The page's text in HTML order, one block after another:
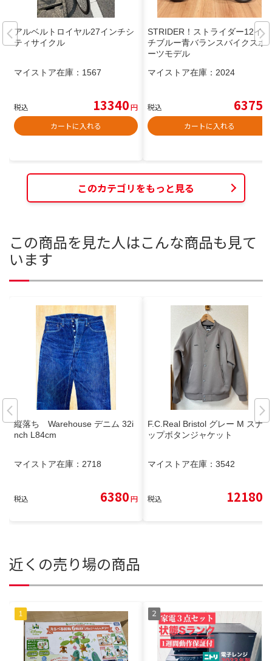
アルベルトロイヤル27インチシ
ティサイクル
マイストア在庫： 1567
税込 13340円
カートに入れる
STRIDER！ストライダー12イン
チブルー青バランスバイクスポ
ーツモデル
マイストア在庫： 2024
税込 6375
カートに入れる
このカテゴリをもっと見る
この商品を見た人はこんな商品も見て
います
縦落ち Warehouse デニム 32i
nch L84cm
マイストア在庫： 2718
税込 6380円
F.C.Real Bristol グレー M スナ
ップボタンジャケット
マイストア在庫： 3542
税込 12180
近くの売り場の商品